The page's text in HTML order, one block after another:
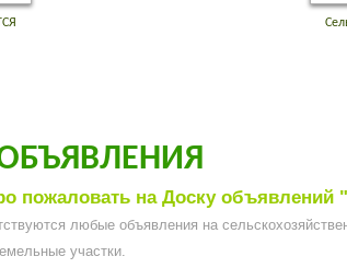
пожаловать на Доску объявлений
любые объявления на
участки.